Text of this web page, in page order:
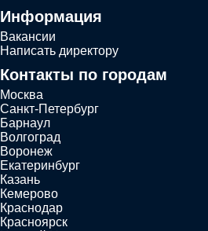
Информация
Вакансии
Написать директору
Контакты по городам
Москва
Санкт-Петербург
Барнаул
Волгоград
Воронеж
Екатеринбург
Казань
Кемерово
Краснодар
Красноярск